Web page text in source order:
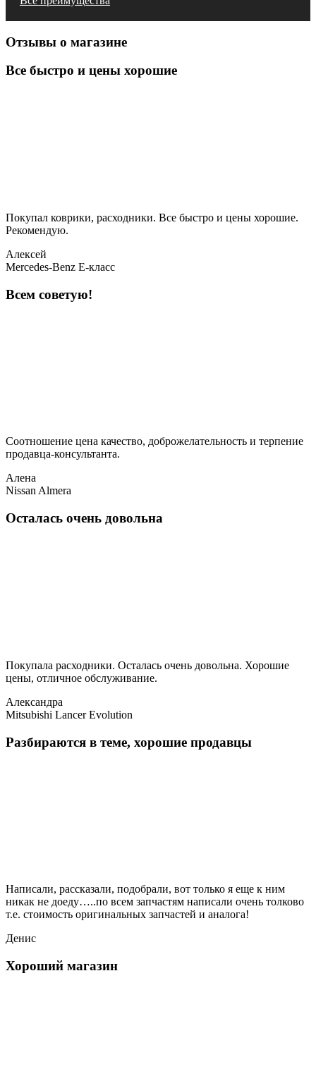
Отзывы о магазине
Все быстро и цены хорошие
Покупал коврики, расходники. Все быстро и цены хорошие.
Рекомендую.
Алексей
Mercedes-Benz E-класс
Всем советую!
Соотношение цена качество, доброжелательность и терпение
продавца-консультанта.
Алена
Nissan Almera
Осталась очень довольна
Покупала расходники. Осталась очень довольна. Хорошие
цены, отличное обслуживание.
Александра
Mitsubishi Lancer Evolution
Разбираются в теме, хорошие продавцы
Написали, рассказали, подобрали, вот только я еще к ним
никак не доеду…..по всем запчастям написали очень толково
т.е. стоимость оригинальных запчастей и аналога!
Денис
Хороший магазин